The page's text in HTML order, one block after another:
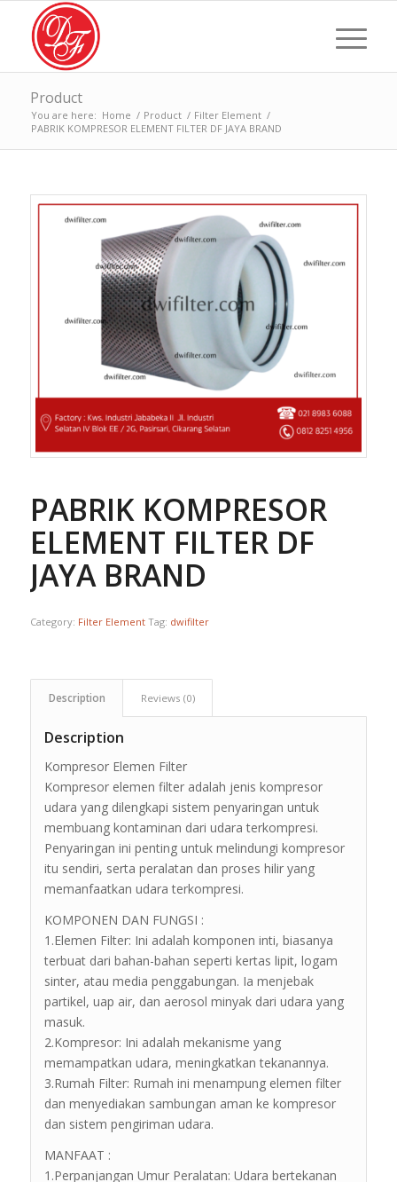
Product
You are here: Home / Product / Filter Element /
PABRIK KOMPRESOR ELEMENT FILTER DF JAYA BRAND
PABRIK KOMPRESOR
ELEMENT FILTER DF
JAYA BRAND
Category: Filter Element Tag: dwifilter
Description Reviews (0)
Description
Kompresor Elemen Filter
Kompresor elemen filter adalah jenis kompresor
udara yang dilengkapi sistem penyaringan untuk
membuang kontaminan dari udara terkompresi.
Penyaringan ini penting untuk melindungi kompresor
itu sendiri, serta peralatan dan proses hilir yang
memanfaatkan udara terkompresi.
KOMPONEN DAN FUNGSI :
1.Elemen Filter: Ini adalah komponen inti, biasanya
terbuat dari bahan-bahan seperti kertas lipit, logam
sinter, atau media penggabungan. Ia menjebak
partikel, uap air, dan aerosol minyak dari udara yang
masuk.
2.Kompresor: Ini adalah mekanisme yang
memampatkan udara, meningkatkan tekanannya.
3.Rumah Filter: Rumah ini menampung elemen filter
dan menyediakan sambungan aman ke kompresor
dan sistem pengiriman udara.
MANFAAT :
1.Perpanjangan Umur Peralatan: Udara bertekanan